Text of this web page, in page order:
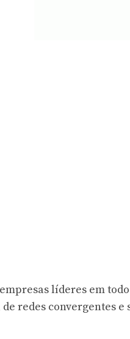
líderes em
redes convergentes e